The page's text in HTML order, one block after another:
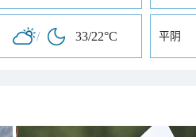
/ 33/22°C 平阴